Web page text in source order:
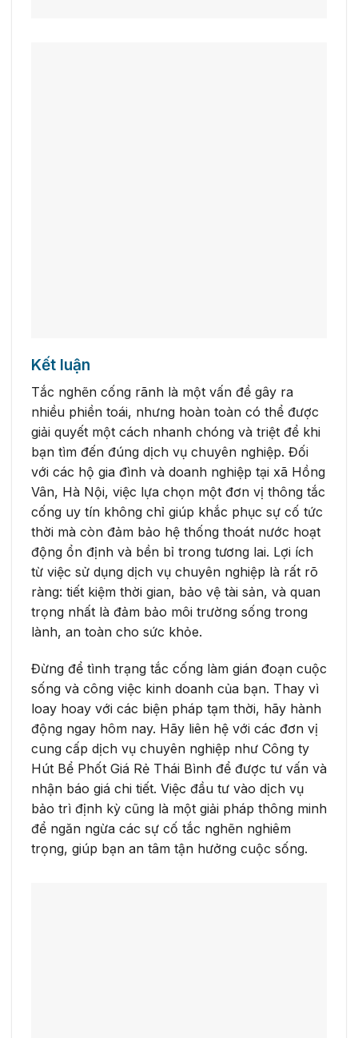
Kết luận
Tắc nghẽn cống rãnh là một vấn đề gây ra
nhiều phiền toái, nhưng hoàn toàn có thể được
giải quyết một cách nhanh chóng và triệt để khi
bạn tìm đến đúng dịch vụ chuyên nghiệp. Đối
với các hộ gia đình và doanh nghiệp tại xã Hồng
Vân, Hà Nội, việc lựa chọn một đơn vị thông tắc
cống uy tín không chỉ giúp khắc phục sự cố tức
thời mà còn đảm bảo hệ thống thoát nước hoạt
động ổn định và bền bỉ trong tương lai. Lợi ích
từ việc sử dụng dịch vụ chuyên nghiệp là rất rõ
ràng: tiết kiệm thời gian, bảo vệ tài sản, và quan
trọng nhất là đảm bảo môi trường sống trong
lành, an toàn cho sức khỏe.
Đừng để tình trạng tắc cống làm gián đoạn cuộc
sống và công việc kinh doanh của bạn. Thay vì
loay hoay với các biện pháp tạm thời, hãy hành
động ngay hôm nay. Hãy liên hệ với các đơn vị
cung cấp dịch vụ chuyên nghiệp như Công ty
Hút Bể Phốt Giá Rẻ Thái Bình để được tư vấn và
nhận báo giá chi tiết. Việc đầu tư vào dịch vụ
bảo trì định kỳ cũng là một giải pháp thông minh
để ngăn ngừa các sự cố tắc nghẽn nghiêm
trọng, giúp bạn an tâm tận hưởng cuộc sống.